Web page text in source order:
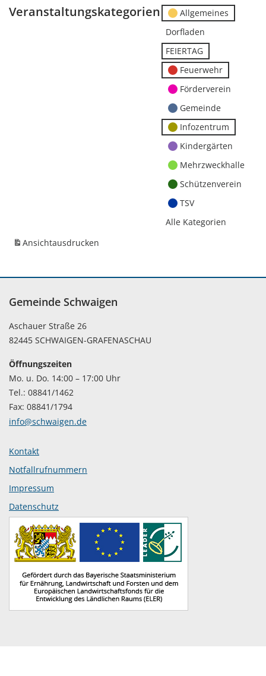
Veranstaltungskategorien
Allgemeines
Dorfladen
FEIERTAG
Feuerwehr
Förderverein
Gemeinde
Infozentrum
Kindergärten
Mehrzweckhalle
Schützenverein
TSV
Alle Kategorien
Ansichtausdrucken
Gemeinde Schwaigen
Aschauer Straße 26
82445 SCHWAIGEN-GRAFENASCHAU
Öffnungszeiten
Mo. u. Do. 14:00 – 17:00 Uhr
Tel.: 08841/1462
Fax: 08841/1794
info@schwaigen.de
Kontakt
Notfallrufnummern
Impressum
Datenschutz